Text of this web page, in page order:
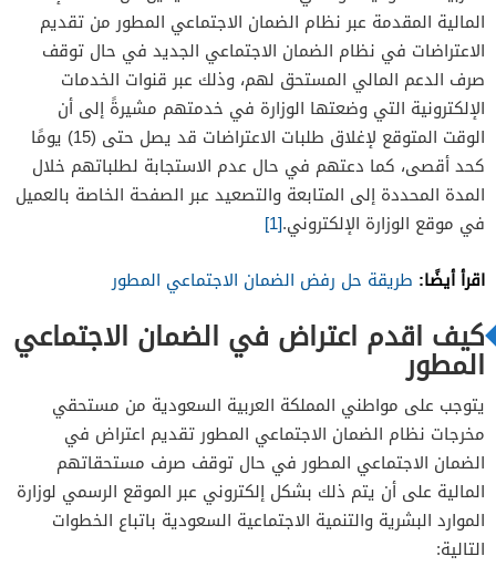
المالية المقدمة عبر نظام الضمان الاجتماعي المطور من تقديم
الاعتراضات في نظام الضمان الاجتماعي الجديد في حال توقف
صرف الدعم المالي المستحق لهم، وذلك عبر قنوات الخدمات
الإلكترونية التي وضعتها الوزارة في خدمتهم مشيرةً إلى أن
الوقت المتوقع لإغلاق طلبات الاعتراضات قد يصل حتى (15) يومًا
كحد أقصى، كما دعتهم في حال عدم الاستجابة لطلباتهم خلال
المدة المحددة إلى المتابعة والتصعيد عبر الصفحة الخاصة بالعميل
في موقع الوزارة الإلكتروني.[1]
اقرأ أيضًا: طريقة حل رفض الضمان الاجتماعي المطور
كيف اقدم اعتراض في الضمان الاجتماعي
المطور
يتوجب على مواطني المملكة العربية السعودية من مستحقي
مخرجات نظام الضمان الاجتماعي المطور تقديم اعتراض في
الضمان الاجتماعي المطور في حال توقف صرف مستحقاتهم
المالية على أن يتم ذلك بشكل إلكتروني عبر الموقع الرسمي لوزارة
الموارد البشرية والتنمية الاجتماعية السعودية باتباع الخطوات
التالية: